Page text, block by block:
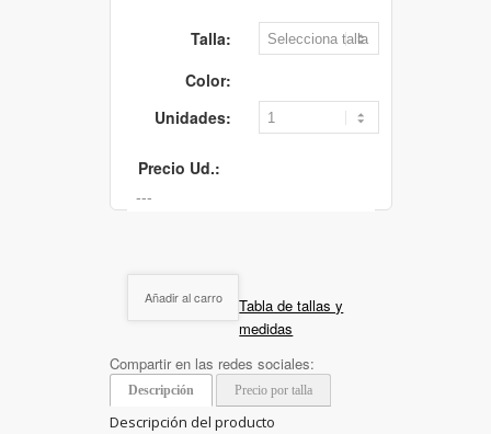
Talla:
Color:
Unidades:
Precio Ud.:
Añadir al carro
Tabla de tallas y
medidas
Compartir en las redes sociales:
Descripción Precio por talla
Descripción del producto